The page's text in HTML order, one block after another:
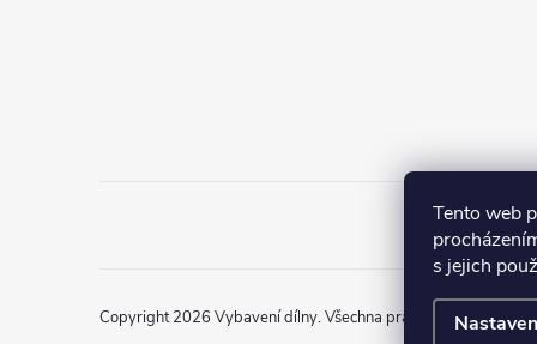
Tento web
s jejich
Copyright 2026 Vybavení dílny. Všechna práva vyhrazena.